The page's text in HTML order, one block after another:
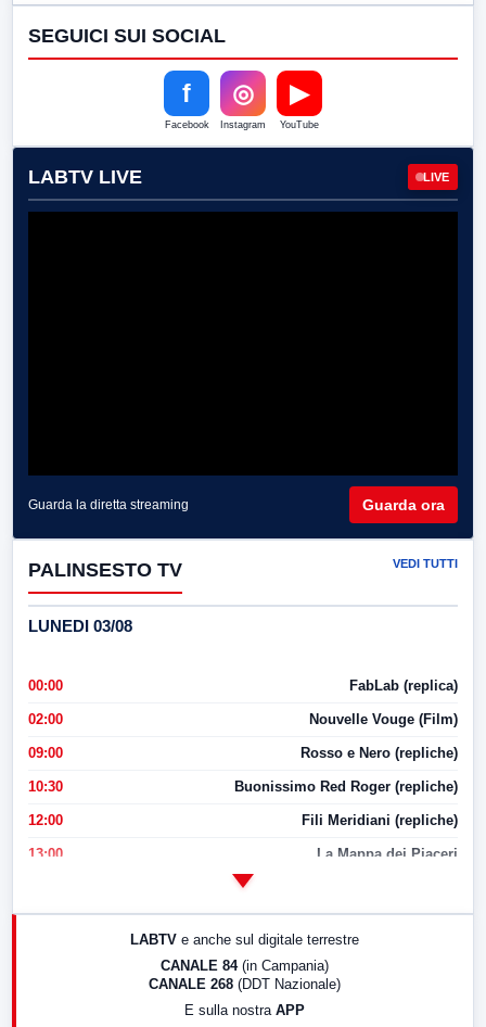
SEGUICI SUI SOCIAL
f
Facebook
◎
Instagram
▶
YouTube
LABTV LIVE LIVE
Guarda la diretta streaming Guarda ora
PALINSESTO TV VEDI TUTTI
LUNEDI 03/08
00:00 FabLab (replica)
02:00 Nouvelle Vouge (Film)
09:00 Rosso e Nero (repliche)
10:30 Buonissimo Red Roger (repliche)
12:00 Fili Meridiani (repliche)
13:00 La Mappa dei Piaceri
LABTV e anche sul digitale terrestre
CANALE 84 (in Campania)
CANALE 268 (DDT Nazionale)
E sulla nostra APP